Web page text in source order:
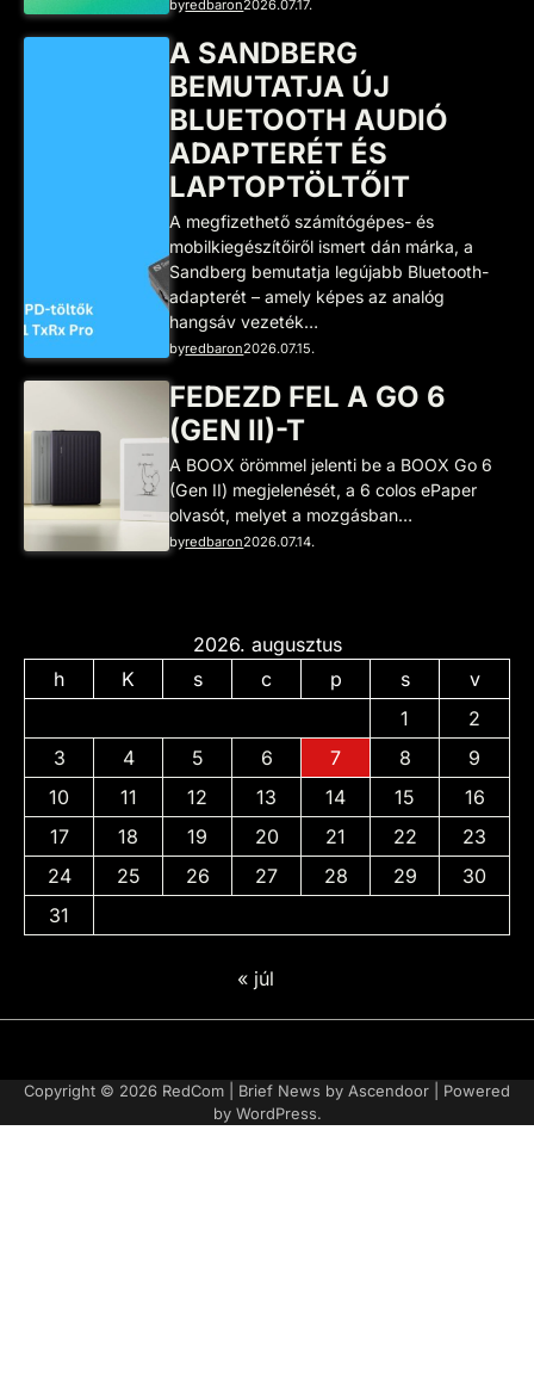
byredbaron2026.07.17.
A SANDBERG
BEMUTATJA ÚJ
BLUETOOTH AUDIÓ
ADAPTERÉT ÉS
LAPTOPTÖLTŐIT
A megfizethető számítógépes- és
mobilkiegészítőiről ismert dán márka, a
Sandberg bemutatja legújabb Bluetooth-
adapterét – amely képes az analóg
hangsáv vezeték…
byredbaron2026.07.15.
FEDEZD FEL A GO 6
(GEN II)-T
A BOOX örömmel jelenti be a BOOX Go 6
(Gen II) megjelenését, a 6 colos ePaper
olvasót, melyet a mozgásban…
byredbaron2026.07.14.
2026. augusztus
h
K s c p s
v
1
2
3
4 5 6 7 8
9
10
11 12 13 14 15
16
17
18 19 20 21 22
23
24
25 26 27 28 29
30
31
« júl
irányelvek
Copyright © 2026 RedCom | Brief News by Ascendoor | Powered
by WordPress.